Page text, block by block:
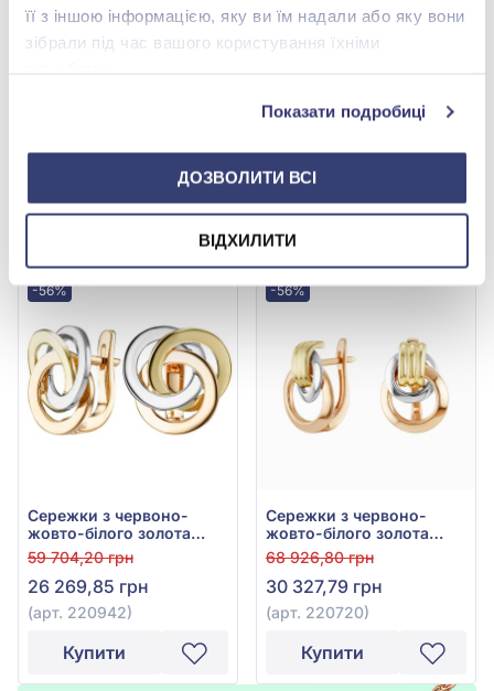
її з іншою інформацією, яку ви їм надали або яку вони
зібрали під час вашого користування їхніми
Показати подробиці
ДОЗВОЛИТИ ВСІ
ВІДХИЛИТИ
(арт. 470429)
Сережки з червоного
золота 585°, арт. 470818
12 885,75 грн
-56%
Сережки з червоно-
жовто-білого золота
585°, арт. 220942
59 704,20 грн
26 269,85 грн
(арт. 220942)
Купити
-56%
Сережки з червоно-
жовто-білого золота
585°, арт. 220720
68 926,80 грн
30 327,79 грн
(арт. 220720)
Купити